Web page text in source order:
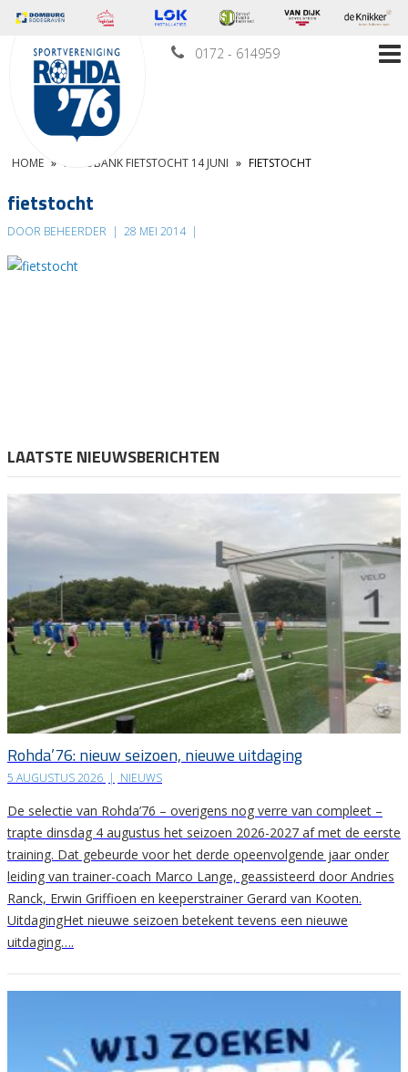
0172 - 614959
HOME » RABOBANK FIETSTOCHT 14 JUNI » FIETSTOCHT
fietstocht
DOOR BEHEERDER | 28 MEI 2014 |
LAATSTE NIEUWSBERICHTEN
Rohda’76: nieuw seizoen, nieuwe uitdaging
5 AUGUSTUS 2026 | NIEUWS
De selectie van Rohda’76 – overigens nog verre van compleet –
trapte dinsdag 4 augustus het seizoen 2026-2027 af met de eerste
training. Dat gebeurde voor het derde opeenvolgende jaar onder
leiding van trainer-coach Marco Lange, geassisteerd door Andries
Ranck, Erwin Griffioen en keeperstrainer Gerard van Kooten.
UitdagingHet nieuwe seizoen betekent tevens een nieuwe
uitdaging….